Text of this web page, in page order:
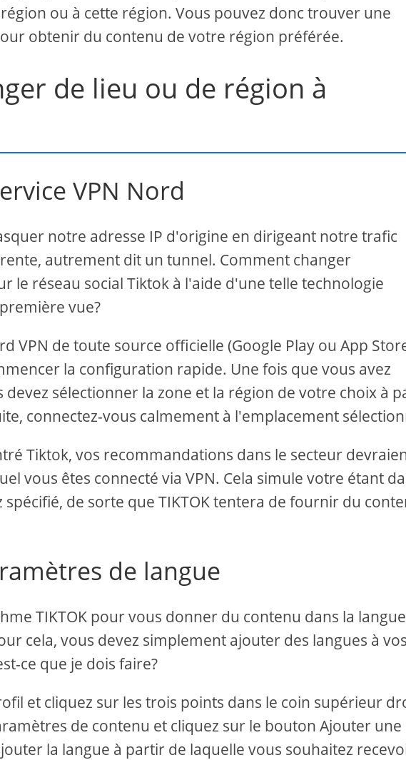
ou à cette région. Vous pouvez donc trouver une
obtenir du contenu de votre région préférée.
de lieu ou de région à
VPN Nord
notre adresse IP d'origine en dirigeant notre trafic
autrement dit un tunnel. Comment changer
le réseau social Tiktok à l'aide d'une telle technologie
vue?
VPN de toute source officielle (Google Play ou App
la configuration rapide. Une fois que vous avez
sélectionner la zone et la région de votre choix à
connectez-vous calmement à l'emplacement
Tiktok, vos recommandations dans le secteur
vous êtes connecté via VPN. Cela simule votre étant
de sorte que TIKTOK tentera de fournir du
de langue
TIKTOK pour vous donner du contenu dans la
cela, vous devez simplement ajouter des langues à vos
ce que je dois faire?
et cliquez sur les trois points dans le coin supérieur
de contenu et cliquez sur le bouton Ajouter une
la langue à partir de laquelle vous souhaitez